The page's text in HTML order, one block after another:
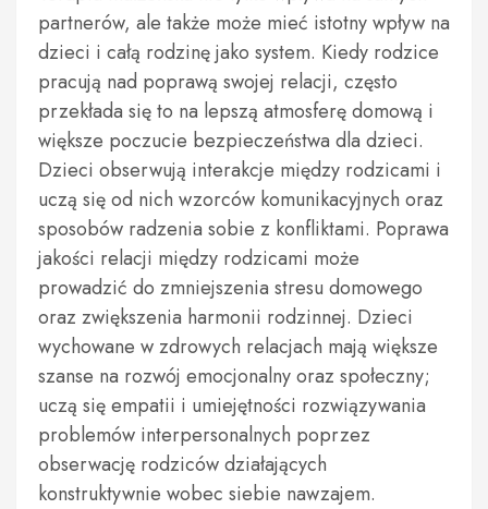
partnerów, ale także może mieć istotny wpływ na
dzieci i całą rodzinę jako system. Kiedy rodzice
pracują nad poprawą swojej relacji, często
przekłada się to na lepszą atmosferę domową i
większe poczucie bezpieczeństwa dla dzieci.
Dzieci obserwują interakcje między rodzicami i
uczą się od nich wzorców komunikacyjnych oraz
sposobów radzenia sobie z konfliktami. Poprawa
jakości relacji między rodzicami może
prowadzić do zmniejszenia stresu domowego
oraz zwiększenia harmonii rodzinnej. Dzieci
wychowane w zdrowych relacjach mają większe
szanse na rozwój emocjonalny oraz społeczny;
uczą się empatii i umiejętności rozwiązywania
problemów interpersonalnych poprzez
obserwację rodziców działających
konstruktywnie wobec siebie nawzajem.